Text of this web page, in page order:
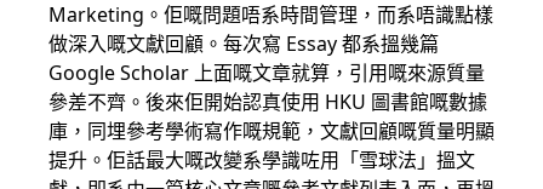
Marketing。佢嘅問題唔系時間管理，而系唔識點樣
做深入嘅文獻回顧。每次寫 Essay 都系搵幾篇
Google Scholar 上面嘅文章就算，引用嘅來源質量
參差不齊。後來佢開始認真使用 HKU 圖書館嘅數據
庫，同埋參考學術寫作嘅規範，文獻回顧嘅質量明顯
提升。佢話最大嘅改變系學識咗用「雪球法」搵文